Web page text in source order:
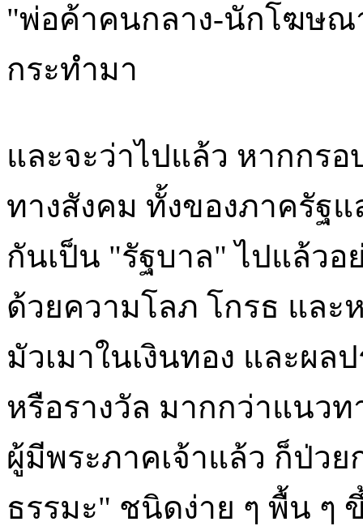
"พ่อค้าคนกลาง-นักโฆษณ
กระทำมา
และจะว่าไปแล้ว หากกร
ทางสังคม ทั้งของภาครัฐ
กันเป็น "รัฐบาล" ไปแล้วอ
ด้วยความโลภ โกรธ และ
มัวเมาในเงินทอง และผ
หรือรางวัล มากกว่าแนว
ผู้มีพระภาคเจ้าแล้ว ก็ป่ว
ธรรมะ" ชนิดง่าย ๆ พื้น ๆ